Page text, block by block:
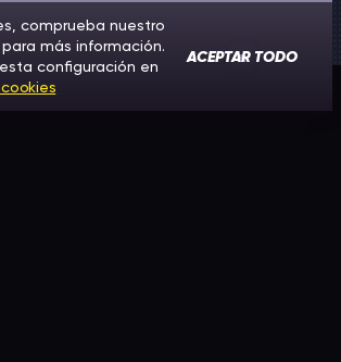
comprueba nuestro
más información.
configuración en
ACEPTAR TODO